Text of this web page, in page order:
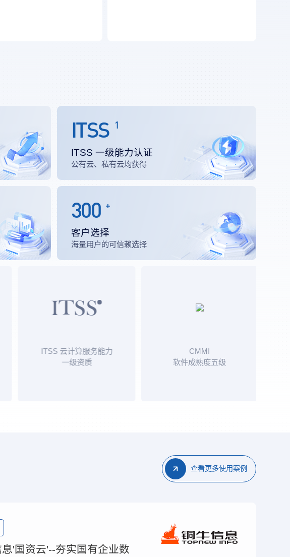
ITSS 1
ITSS 一级能力认证
公有云、私有云均获得
300 +
客户选择
海量用户的可信赖选择
ITSS 云计算服务能力
一级资质
CMMI
软件成熟度五级
查看更多使用案例
'国资云'--夯实国有企业数